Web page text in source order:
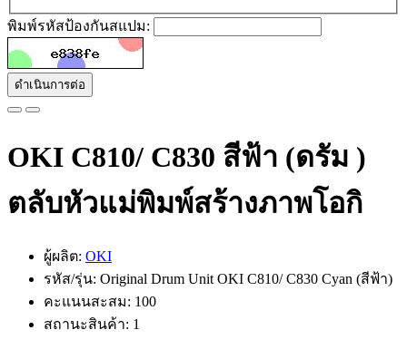
พิมพ์รหัสป้องกันสแปม:
ดำเนินการต่อ
OKI C810/ C830 สีฟ้า (ดรัม )
ตลับหัวแม่พิมพ์สร้างภาพโอกิ
ผู้ผลิต: OKI
รหัส/รุ่น: Original Drum Unit OKI C810/ C830 Cyan (สีฟ้า)
คะแนนสะสม: 100
สถานะสินค้า: 1